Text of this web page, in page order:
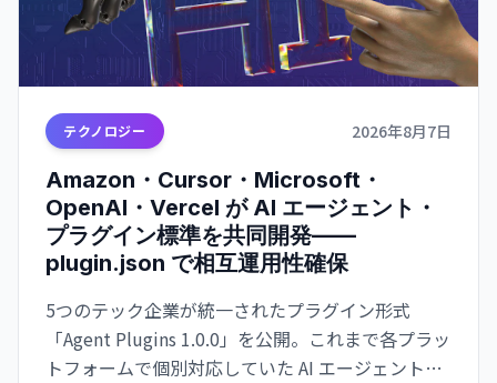
テクノロジー 2026年8月7日
Amazon・Cursor・Microsoft・
OpenAI・Vercel が AI エージェント・
プラグイン標準を共同開発——
plugin.json で相互運用性確保
5つのテック企業が統一されたプラグイン形式
「Agent Plugins 1.0.0」を公開。これまで各プラッ
トフォームで個別対応していた AI エージェント拡